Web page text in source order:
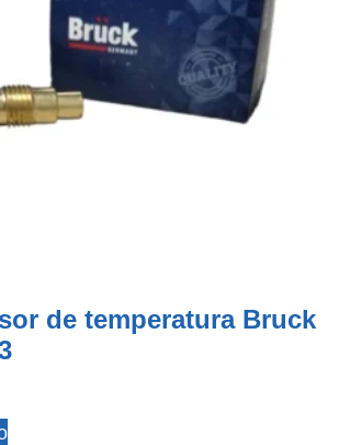
de temperatura Bruck